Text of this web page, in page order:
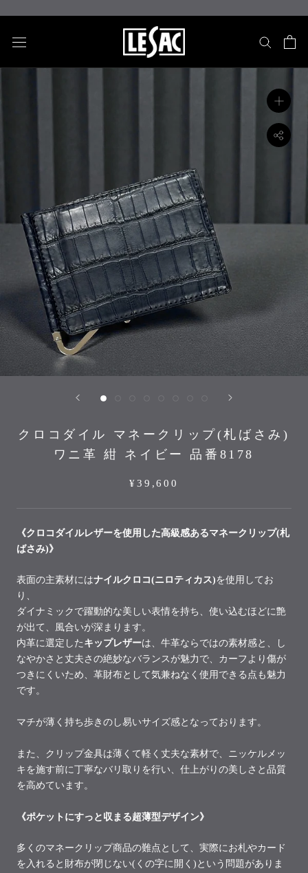
ッ
し
動
す
る
クロコダイル マネークリップ(札ばさみ)
ワニ革 紺 ネイビー 品番8178
¥39,600
《クロコダイルレザーを使用した高級感あるマネークリップ(札
ばさみ)》
表面の主素材にはナイルクロコ(ニロティカス)を使用してお
り、
ダイナミックで躍動的な美しい表情を持ち、 使い込むほどに艶
が出て、風合いが深まります。
内革に選定した キップレザーは、牛革ならではの素材感と、し
なやかさと丈夫さの絶妙なバランスが魅力で、カーフより傷が
つきにくいため、革財布として気兼ねなく使用できる点も魅力
です。
マチが薄く持ち歩きのし易いサイズ感となっております。
また、クリップ金具は薄くて軽く丈夫な素材で、ニッケルメッ
キを施す前に丁寧なバリ取りを行い、仕上がりの美しさと品質
を高めています。
《ポケットにすっと収まる超薄型デザイン》
多くのマネークリップ商品の難点として、実際にお札やカード
を入れると財布が閉じない(くの字に開く)という問題がありま